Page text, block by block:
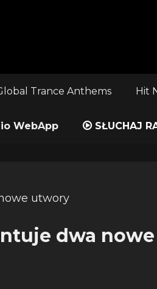
Trance Anthems Hit
WebApp SŁUCHAJ
dwa